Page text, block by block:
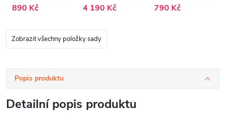
890 Kč 4 190 Kč 790 Kč
Zobrazit všechny položky sady
Popis produktu
Detailní popis produktu